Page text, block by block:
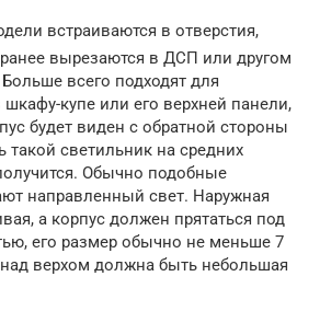
встраиваются в отверстия,
вырезаются в ДСП или другом
всего подходят для
купе или его верхней панели,
будет виден с обратной стороны
такой светильник на средних
Обычно подобные
направленный свет. Наружная
а корпус должен прятаться под
его размер обычно не меньше 7
над верхом должна быть небольшая